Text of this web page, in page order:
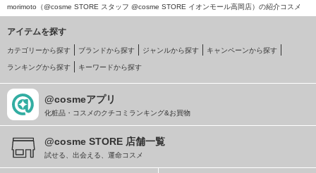
morimoto（@cosme STORE スタッフ @cosme STORE イオンモール高岡店）の紹介コスメ
アイテムを探す
カテゴリーから探す ブランドから探す ジャンルから探す キャンペーンから探す
ランキングから探す キーワードから探す
@cosmeアプリ
化粧品・コスメのクチコミランキング&お買物
@cosme STORE 店舗一覧
試せる、出会える、運命コスメ